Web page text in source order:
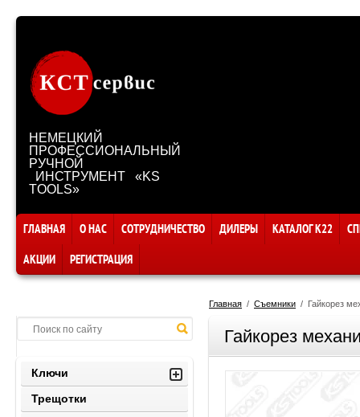
НЕМЕЦКИЙ
ПРОФЕССИОНАЛЬНЫЙ
РУЧНОЙ
ИНСТРУМЕНТ «KS
TOOLS»
ГЛАВНАЯ О НАС СОТРУДНИЧЕСТВО ДИЛЕРЫ КАТАЛОГ К22
АКЦИИ
РЕГИСТРАЦИЯ
Главная
  /
Съемники
/  Гайкорез
Ключи
Трещотки
Гайкорез